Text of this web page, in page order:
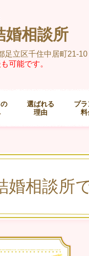
婚相談所
足立区千住中居町21-10
可能です。
選ばれる
理由
プラ
料
婚相談所